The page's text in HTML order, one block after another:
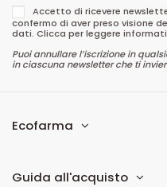
Accetto di ricevere
confermo di aver preso visione
dati. Clicca per leggere
Puoi annullare l’iscrizione in
in ciascuna newsletter che ti
Ecofarma
Guida all'acquisto